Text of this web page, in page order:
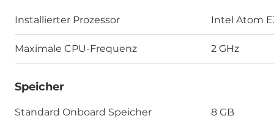
Installierter Prozessor Intel Atom
Maximale CPU-Frequenz 2 GHz
Speicher
Standard Onboard Speicher 8 GB